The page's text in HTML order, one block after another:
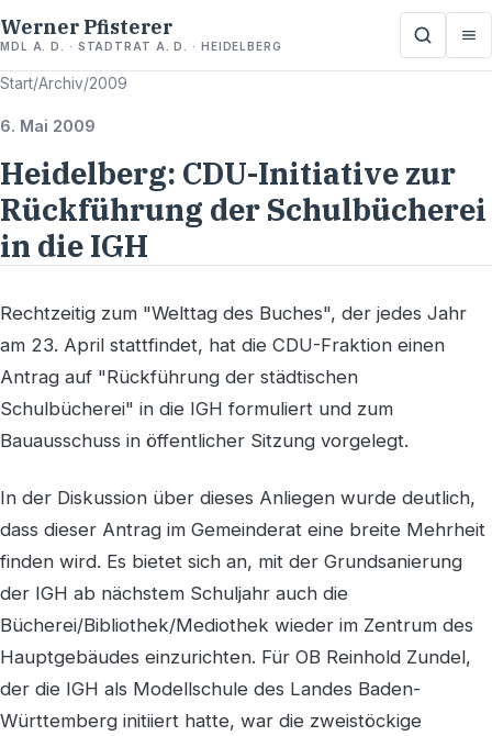
Werner Pfisterer
MDL A. D. · STADTRAT A. D. · HEIDELBERG
Start/Archiv/2009
6. Mai 2009
Heidelberg: CDU-Initiative zur
Rückführung der Schulbücherei
in die IGH
Rechtzeitig zum "Welttag des Buches", der jedes Jahr
am 23. April stattfindet, hat die CDU-Fraktion einen
Antrag auf "Rückführung der städtischen
Schulbücherei" in die IGH formuliert und zum
Bauausschuss in öffentlicher Sitzung vorgelegt.
In der Diskussion über dieses Anliegen wurde deutlich,
dass dieser Antrag im Gemeinderat eine breite Mehrheit
finden wird. Es bietet sich an, mit der Grundsanierung
der IGH ab nächstem Schuljahr auch die
Bücherei/Bibliothek/Mediothek wieder im Zentrum des
Hauptgebäudes einzurichten. Für OB Reinhold Zundel,
der die IGH als Modellschule des Landes Baden-
Württemberg initiiert hatte, war die zweistöckige